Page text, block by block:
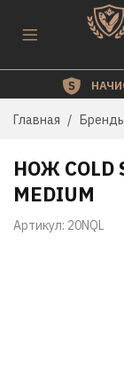
Главная
Артикул: 20NQL
НОЖ COLD
MEDIUM